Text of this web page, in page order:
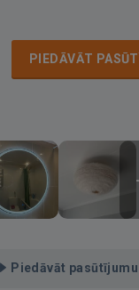
PIEDĀVĀT
Piedāvāt pasūtījumu